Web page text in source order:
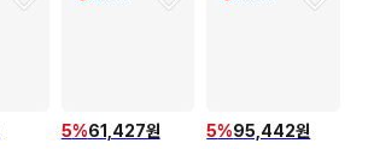
5%61,427원 5%95,442원